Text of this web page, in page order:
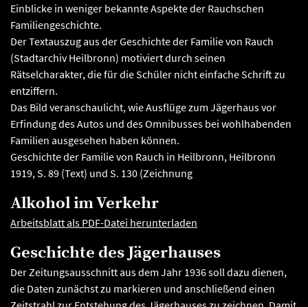
Einblicke in weniger bekannte Aspekte der Rauchschen
Familiengeschichte.
Der Textauszug aus der Geschichte der Familie von Rauch
(Stadtarchiv Heilbronn) motiviert durch seinen
Rätselcharakter, die für die Schüler nicht einfache Schrift zu
entziffern.
Das Bild veranschaulicht, wie Ausflüge zum Jägerhaus vor
Erfindung des Autos und des Omnibusses bei wohlhabenden
Familien ausgesehen haben können.
Geschichte der Familie von Rauch in Heilbronn, Heilbronn
1919, S. 89 (Text) und S. 130 (Zeichnung
Alkohol im Verkehr
Arbeitsblatt als PDF-Datei herunterladen
Geschichte des Jägerhauses
Der Zeitungsausschnitt aus dem Jahr 1936 soll dazu dienen,
die Daten zunächst zu markieren und anschließend einen